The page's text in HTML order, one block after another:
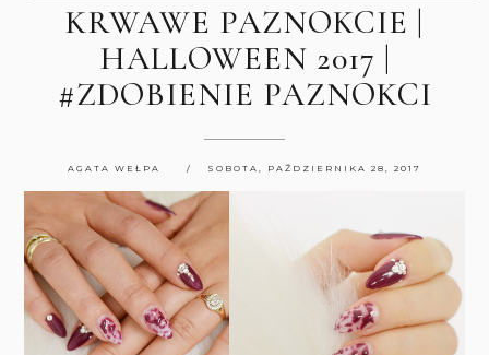
KRWAWE PAZNOKCIE |
HALLOWEEN 2017 |
#ZDOBIENIE PAZNOKCI
AGATA WEŁPA SOBOTA, PAŹDZIERNIKA 28, 2017